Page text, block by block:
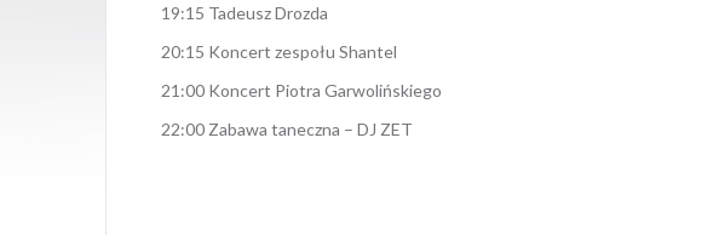
19:15 Tadeusz Drozda
20:15 Koncert zespołu Shantel
21:00 Koncert Piotra Garwolińskiego
22:00 Zabawa taneczna – DJ ZET